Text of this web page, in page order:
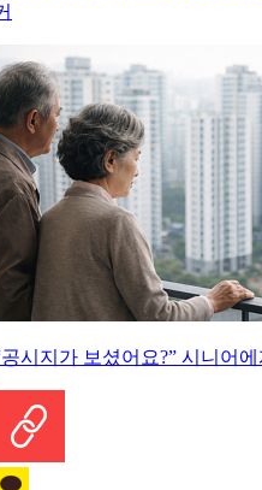
공시지가 보셨어요?” 시니어